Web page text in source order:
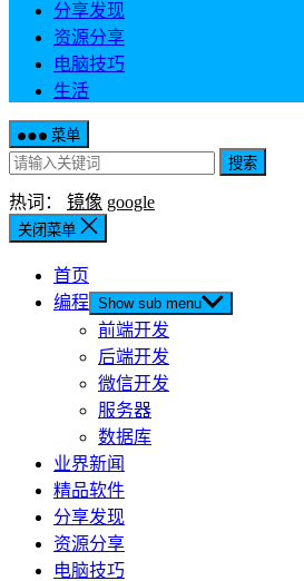
分享发现
资源分享
电脑技巧
生活
菜单
搜索
热词： 镜像 google
关闭菜单
首页
编程 Show sub menu
前端开发
后端开发
微信开发
服务器
数据库
业界新闻
精品软件
分享发现
资源分享
电脑技巧